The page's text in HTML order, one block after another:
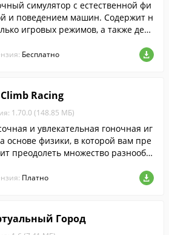
симулятор с естественной фи
и поведением машин. Содержит н
игровых режимов, а также деся
Бесплатно
Racing
1.70.0 (148.85 МБ)
и увлекательная гоночная иг
основе физики, в которой вам пре
преодолеть множество разнообр
Платно
Город